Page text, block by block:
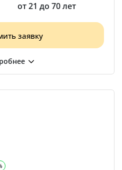
от 21 до 70 лет
заявку